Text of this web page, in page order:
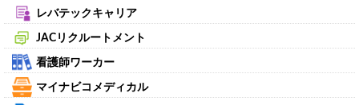
レバテックキャリア
JACリクルートメント
看護師ワーカー
マイナビコメディカル